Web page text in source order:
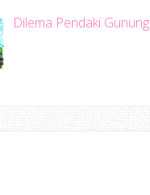
Dilema Pendaki Gunung